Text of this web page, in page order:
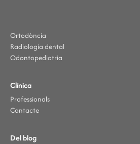
Ortodòncia
Radiologia dental
Odontopediatria
Clínica
Professionals
Contacte
Del blog